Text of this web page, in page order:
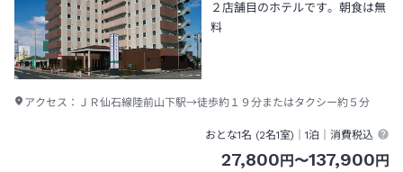
２店舗目のホテルです。朝食は無
料
アクセス： ＪＲ仙石線陸前山下駅→徒歩約１９分またはタクシー約５分
おとな1名 (2名1室)｜1泊 ｜消費税込
27,800 円 〜137,900 円